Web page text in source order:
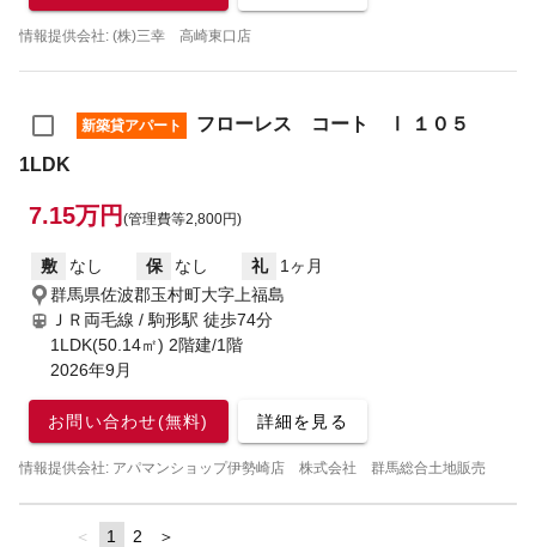
情報提供会社: (株)三幸 高崎東口店
新築貸アパート
フローレス コート Ⅰ １０５
1LDK
7.15万円 (管理費等2,800円)
敷 なし 保 なし 礼
1ヶ月
群馬県佐波郡玉村町大字上福島
ＪＲ両毛線 / 駒形駅 徒歩74分
1LDK(50.14㎡) 2階建/1階
2026年9月
お問い合わせ(無料) 詳細を見る
情報提供会社: アパマンショップ伊勢崎店 株式会社 群馬総合土地販売
page
You're
1 page
2 page